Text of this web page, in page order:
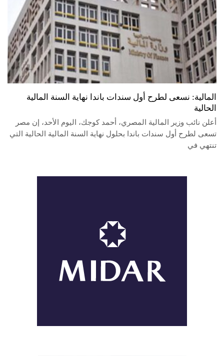
المالية: نسعى لطرح أول سندات باندا نهاية السنة المالية
الحالية
أعلن نائب وزير المالية المصري، أحمد كوجك، اليوم الأحد، إن مصر
تسعى لطرح أول سندات باندا بحلول نهاية السنة المالية الحالية التي
تنتهي في